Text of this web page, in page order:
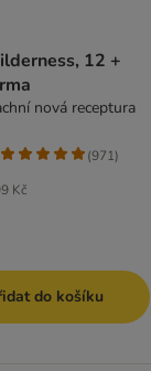
12 +
nová receptura
Kč
(971)
do košíku